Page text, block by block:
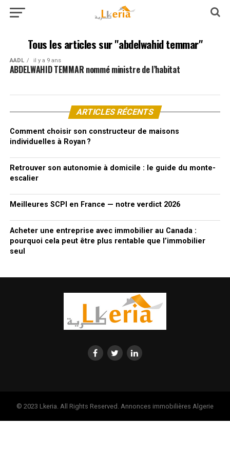
Tous les articles sur "abdelwahid temmar"
AADL il y a 9 ans
ABDELWAHID TEMMAR nommé ministre de l’habitat
ARTICLES RÉCENTS
Comment choisir son constructeur de maisons
individuelles à Royan ?
Retrouver son autonomie à domicile : le guide du monte-
escalier
Meilleures SCPI en France — notre verdict 2026
Acheter une entreprise avec immobilier au Canada :
pourquoi cela peut être plus rentable que l’immobilier
seul
© 2023 Lkeria. All Rights Reserved. Annonces immobilières Algerie